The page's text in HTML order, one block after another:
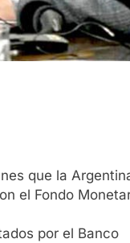
que la
el Fondo
por el Banco